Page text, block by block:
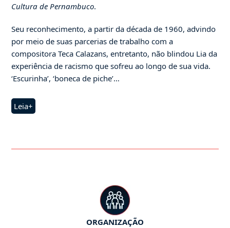
Cultura de Pernambuco.
Seu reconhecimento, a partir da década de 1960, advindo
por meio de suas parcerias de trabalho com a
compositora Teca Calazans, entretanto, não blindou Lia da
experiência de racismo que sofreu ao longo de sua vida.
‘Escurinha’, ‘boneca de piche’…
Leia+
ORGANIZAÇÃO